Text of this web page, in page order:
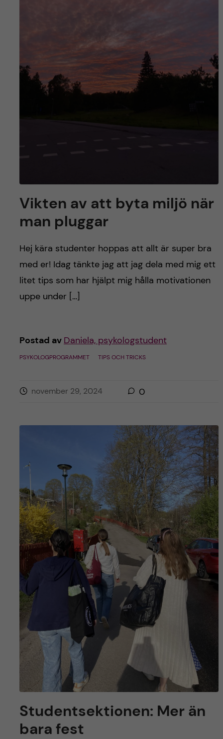
Vikten av att byta miljö när
man pluggar
Hej kära studenter hoppas att allt är super bra
med er! Idag tänkte jag att jag dela med mig ett
litet tips som har hjälpt mig hålla motivationen
uppe under […]
Postad av Daniela, psykologstudent
PSYKOLOGPROGRAMMET TIPS OCH TRICKS
november 29, 2024 0
Studentsektionen: Mer än
bara fest